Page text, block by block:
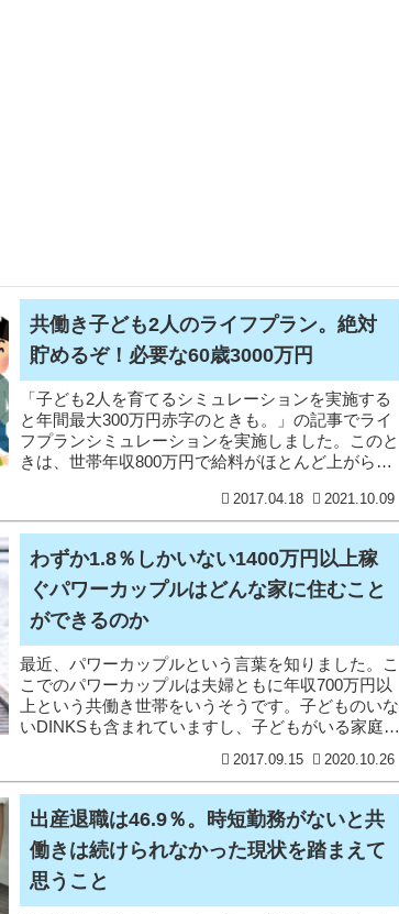
共働き子ども2人のライフプラン。絶対
貯めるぞ！必要な60歳3000万円
「子ども2人を育てるシミュレーションを実施する
と年間最大300万円赤字のときも。」の記事でライ
フプランシミュレーションを実施しました。このと
きは、世帯年収800万円で給料がほとんど上がらな
2017.04.18 2021.10.09
わずか1.8％しかいない1400万円以上稼
ぐパワーカップルはどんな家に住むこと
ができるのか
最近、パワーカップルという言葉を知りました。こ
こでのパワーカップルは夫婦ともに年収700万円以
上という共働き世帯をいうそうです。子どものいな
いDINKSも含まれていますし、子どもがいる家庭も
2017.09.15 2020.10.26
出産退職は46.9％。時短勤務がないと共
働きは続けられなかった現状を踏まえて
思うこと